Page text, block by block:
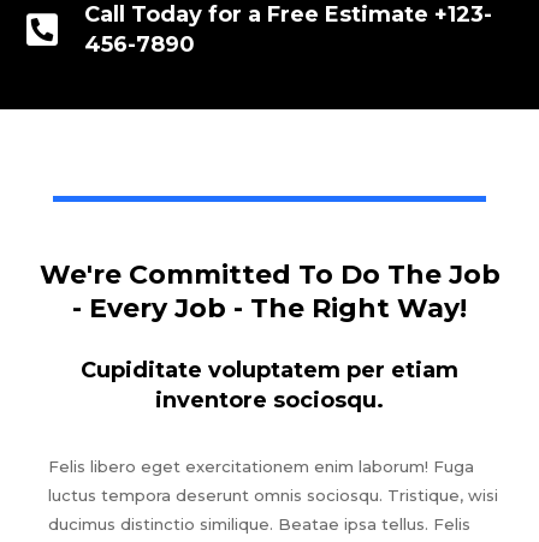
Call Today for a Free Estimate +123-
456-7890
We're Committed To Do The Job
- Every Job - The Right Way!
Cupiditate voluptatem per etiam
inventore sociosqu.
Felis libero eget exercitationem enim laborum! Fuga
luctus tempora deserunt omnis sociosqu. Tristique, wisi
ducimus distinctio similique. Beatae ipsa tellus. Felis